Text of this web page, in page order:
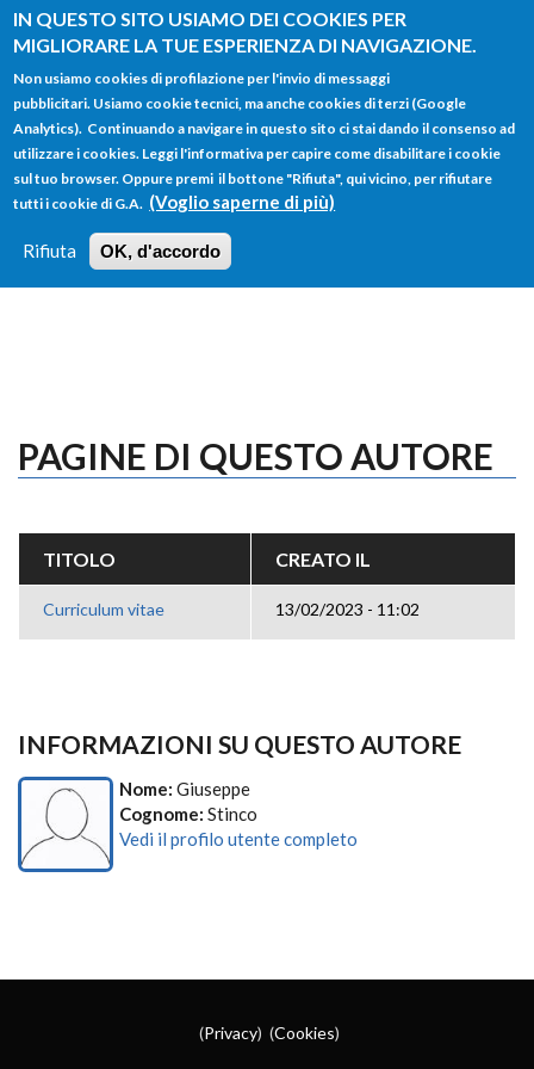
IN QUESTO SITO USIAMO DEI COOKIES PER
MIGLIORARE LA TUE ESPERIENZA DI NAVIGAZIONE.
Non usiamo cookies di profilazione per l'invio di messaggi
pubblicitari. Usiamo cookie tecnici, ma anche cookies di terzi (Google
Analytics). Continuando a navigare in questo sito ci stai dando il consenso ad
utilizzare i cookies. Leggi l'informativa per capire come disabilitare i cookie
sul tuo browser. Oppure premi il bottone "Rifiuta", qui vicino, per rifiutare
tutti i cookie di G.A. (Voglio saperne di più)
Rifiuta OK, d'accordo
Salta al contenuto principale
FORM
DI
RICERCA
Main menu
HOME TUTTI I PROFILI
LOGIN
PAGINE DI QUESTO AUTORE
TITOLO CREATO IL
Curriculum vitae 13/02/2023 - 11:02
INFORMAZIONI SU QUESTO AUTORE
Nome: Giuseppe
Cognome: Stinco
Vedi il profilo utente completo
(Privacy) (Cookies)